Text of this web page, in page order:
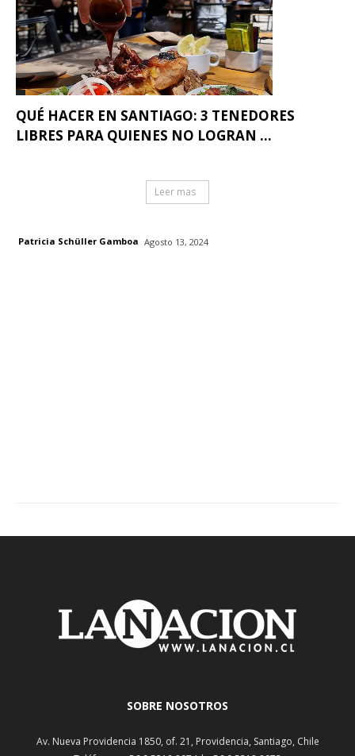
QUÉ HACER EN SANTIAGO: 3 TENEDORES
LIBRES PARA QUIENES NO LOGRAN ...
Leer mas
Patricia Schüller Gamboa Agosto 13, 2024
SOBRE NOSOTROS
Av. Nueva Providencia 1850, of. 21, Providencia, Santiago, Chile